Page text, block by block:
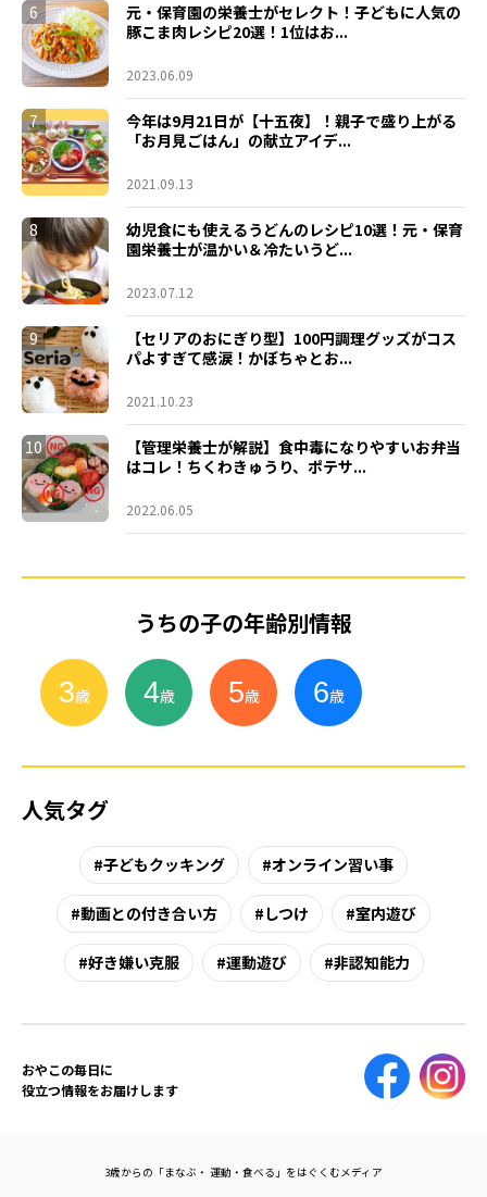
6
元・保育園の栄養士がセレクト！子どもに人気の
豚こま肉レシピ20選！1位はお...
2023.06.09
7
今年は9月21日が【十五夜】！親子で盛り上がる
「お月見ごはん」の献立アイデ...
2021.09.13
8
幼児食にも使えるうどんのレシピ10選！元・保育
園栄養士が温かい＆冷たいうど...
2023.07.12
9
【セリアのおにぎり型】100円調理グッズがコス
パよすぎて感涙！かぼちゃとお...
2021.10.23
10
【管理栄養士が解説】食中毒になりやすいお弁当
はコレ！ちくわきゅうり、ポテサ...
2022.06.05
うちの子の年齢別情報
3歳 4歳 5歳 6歳
人気タグ
子どもクッキング オンライン習い事
動画との付き合い方 しつけ 室内遊び
好き嫌い克服 運動遊び 非認知能力
おやこの毎日に
役立つ情報をお届けします
3歳からの「まなぶ・ 運動・食べる」をはぐくむメディア